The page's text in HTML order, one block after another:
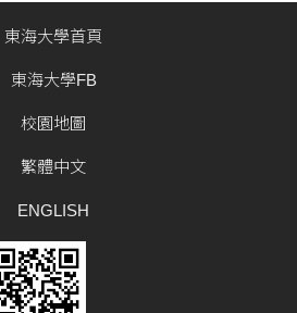
東海大學首頁
東海大學FB
校園地圖
繁體中文
ENGLISH